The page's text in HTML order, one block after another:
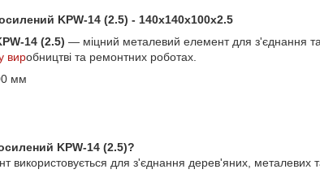
KPW-14 (2.5) - 140x140x100x2.5
14 (2.5) — міцний металевий елемент для з'єднання
виробництві та ремонтних роботах.
мм
KPW-14 (2.5)?
використовується для з'єднання дерев'яних, металевих